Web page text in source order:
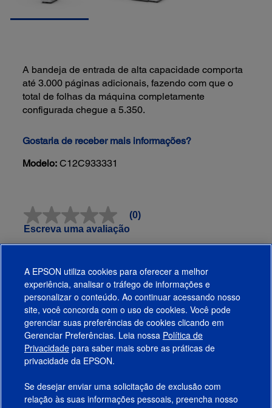
A bandeja de entrada de alta capacidade comporta
até 3.000 páginas adicionais, fazendo com que o
total de folhas da máquina completamente
configurada chegue a 5.350.
Gostaria de receber mais informações?
Modelo: C12C933331
Sem
valor
Link
na
mesma
página.
(0)
Escreva uma avaliação
Avaliações
Funciona Com
Produtos
Suporte
Links Sugeridos
A EPSON utiliza cookies para oferecer a melhor
experiência, analisar o tráfego de informações e
personalizar o conteúdo. Ao continuar acessando nosso
site, você concorda com o uso de cookies. Você pode
gerenciar suas preferências de cookies clicando em
Gerenciar Preferências. Leia nossa Política de
Privacidade para saber mais sobre as práticas de
privacidade da EPSON.
Se desejar enviar uma solicitação de exclusão com
relação às suas informações pessoais, preencha nosso